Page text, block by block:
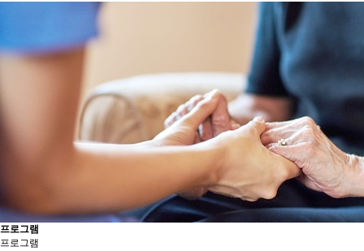
프로그램
프로그램